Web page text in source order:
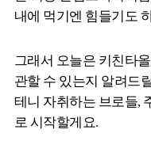
내에 먹기엔 힘들기도
그래서 오늘은 키친타
관할 수 있는지 알려드
테니 자취하는 브로들,
로 시작할게요.